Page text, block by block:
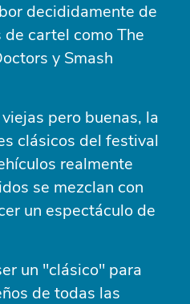
decididamente de
de cartel como The
y Smash
pero buenas, la
clásicos del festival
realmente
se mezclan con
un espectáculo de
un "clásico" para
de todas las